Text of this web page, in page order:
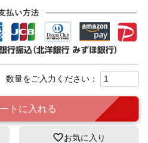
トに入れる
お気に入り